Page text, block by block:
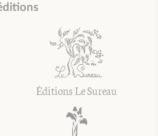
Éditions Le Sureau